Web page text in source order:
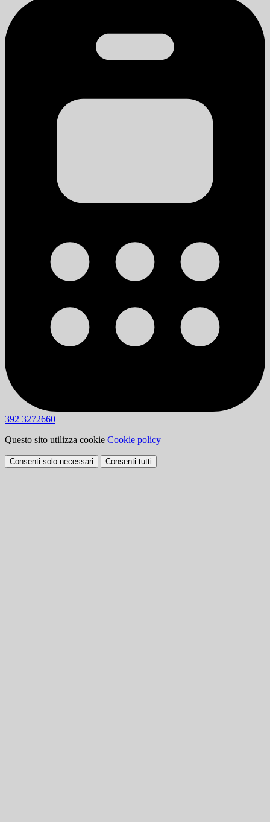
392 3272660
Questo sito utilizza cookie Cookie policy
Consenti solo necessari Consenti tutti